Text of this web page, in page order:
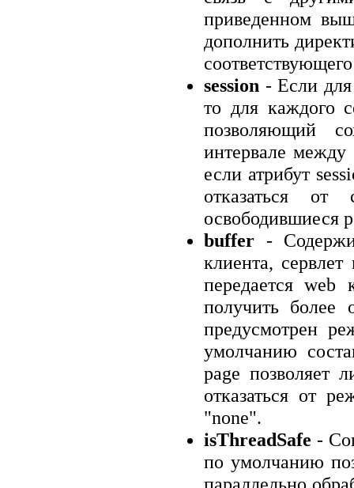
приведенном
дополнить
session - Если для
то для каждого
позволяющий
интервале
если атрибут
отказаться от
освободившиеся
buffer -
клиента,
передается web
получить более
предусмотрен
умолчанию
page позволяет
отказаться от
"none".
isThreadSafe -
по умолчанию